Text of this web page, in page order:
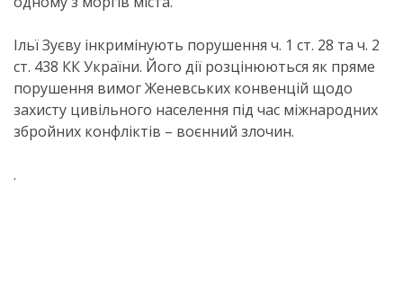
Ільї Зуєву інкримінують порушення ч. 1 ст. 28 та ч. 2
ст. 438 КК України. Його дії розцінюються як пряме
порушення вимог Женевських конвенцій щодо
захисту цивільного населення під час міжнародних
збройних конфліктів – воєнний злочин.
.